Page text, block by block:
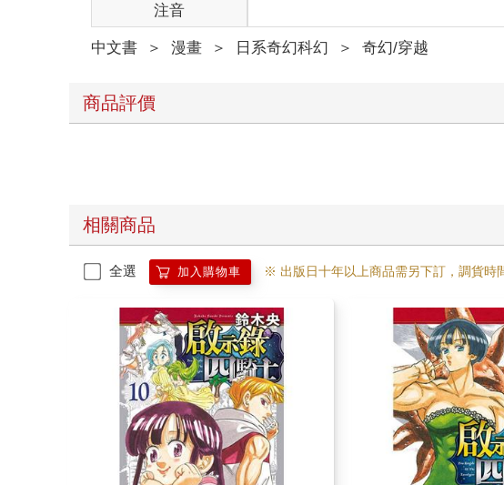
注音
中文書 ＞ 漫畫 ＞ 日系奇幻科幻 ＞ 奇幻/穿越
商品評價
相關商品
全選 加入購物車 ※ 出版日十年以上商品需另下訂，調貨時